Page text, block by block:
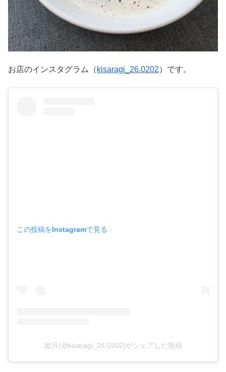
お店のインスタグラム（ kisaragi_26.0202）です。
この投稿をInstagramで見る
如月(@kisaragi_26.0202)がシェアした投稿